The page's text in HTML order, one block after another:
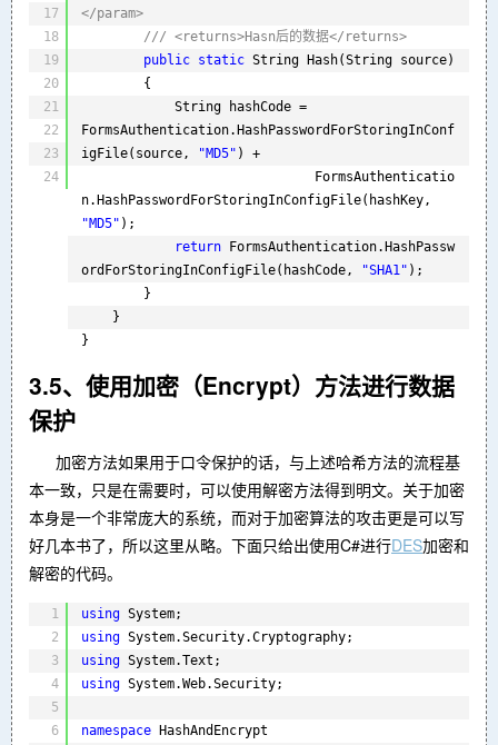
17
18
19
20
21
22
23
24
</param>
/// <returns>Hasn后的数据</returns>
public static String Hash(String source)
{
String hashCode =
FormsAuthentication.HashPasswordForStoringInConf
igFile(source,
"MD5" ) +
FormsAuthenticatio
"MD5" );
return
FormsAuthentication.HashPassw
ordForStoringInConfigFile(hashCode,
"SHA1" );
}
}
}
3.5、使用加密（Encrypt）方法进行数据
保护
加密方法如果用于口令保护的话，与上述哈希方法的流程基
本一致，只是在需要时，可以使用解密方法得到明文。关于加密
本身是一个非常庞大的系统，而对于加密算法的攻击更是可以写
好几本书了，所以这里从略。下面只给出使用C#进行DES加密和
解密的代码。
1
2
3
4
5
6
using System;
using System.Security.Cryptography;
using System.Text;
using System.Web.Security;
namespace
HashAndEncrypt